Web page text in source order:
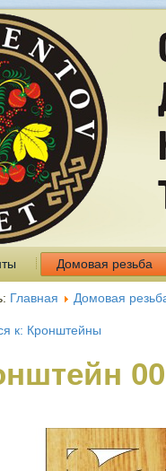
Домовая резьба
Главная Домовая
к: Кронштейны